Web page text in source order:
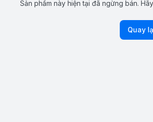
Sản phẩm này hiện tại đã ngừng bán.
Quay